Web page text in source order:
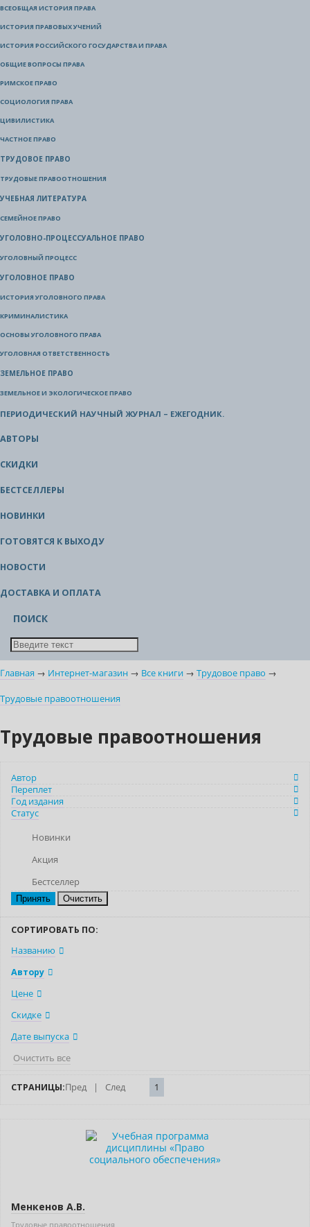
ВСЕОБЩАЯ ИСТОРИЯ ПРАВА
ИСТОРИЯ ПРАВОВЫХ УЧЕНИЙ
ИСТОРИЯ РОССИЙСКОГО ГОСУДАРСТВА И ПРАВА
ОБЩИЕ ВОПРОСЫ ПРАВА
РИМСКОЕ ПРАВО
СОЦИОЛОГИЯ ПРАВА
ЦИВИЛИСТИКА
ЧАСТНОЕ ПРАВО
ТРУДОВОЕ ПРАВО
ТРУДОВЫЕ ПРАВООТНОШЕНИЯ
УЧЕБНАЯ ЛИТЕРАТУРА
СЕМЕЙНОЕ ПРАВО
УГОЛОВНО-ПРОЦЕССУАЛЬНОЕ ПРАВО
УГОЛОВНЫЙ ПРОЦЕСС
УГОЛОВНОЕ ПРАВО
ИСТОРИЯ УГОЛОВНОГО ПРАВА
КРИМИНАЛИСТИКА
ОСНОВЫ УГОЛОВНОГО ПРАВА
УГОЛОВНАЯ ОТВЕТСТВЕННОСТЬ
ЗЕМЕЛЬНОЕ ПРАВО
ЗЕМЕЛЬНОЕ И ЭКОЛОГИЧЕСКОЕ ПРАВО
ПЕРИОДИЧЕСКИЙ НАУЧНЫЙ ЖУРНАЛ – ЕЖЕГОДНИК.
АВТОРЫ
СКИДКИ
БЕСТСЕЛЛЕРЫ
НОВИНКИ
ГОТОВЯТСЯ К ВЫХОДУ
НОВОСТИ
ДОСТАВКА И ОПЛАТА
ПОИСК
Главная → Интернет-магазин → Все книги → Трудовое право →
Трудовые правоотношения
Трудовые правоотношения
Автор
Переплет
Год издания
Статус
Новинки
Акция
Бестселлер
Очистить
СОРТИРОВАТЬ ПО:
Названию
Автору
Цене
Скидке
Дате выпуска
Очистить все
СТРАНИЦЫ:Пред | След 1
Менкенов А.В.
Трудовые правоотношения